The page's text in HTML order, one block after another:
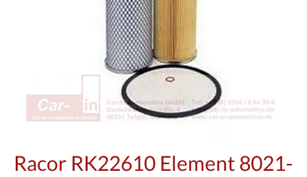
Racor RK22610 Element 8021-